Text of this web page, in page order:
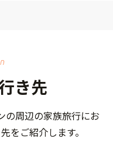
き先
の周辺の家族旅行にお
をご紹介します。